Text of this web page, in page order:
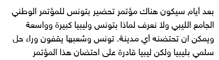
بعد أيام سيكون هناك مؤتمر تحضير بتونس للمؤتمر الوطني
الجامع الليبي ولا نعرف لماذا بتونس وليبيا كبيرة وواسعة
ويمكن ان تحتضنه أي مدينة. تونس وشعبها يقفون وراء حل
سلمي بليبيا ولكن ليبيا قادرة على احتضان هذا المؤتمر